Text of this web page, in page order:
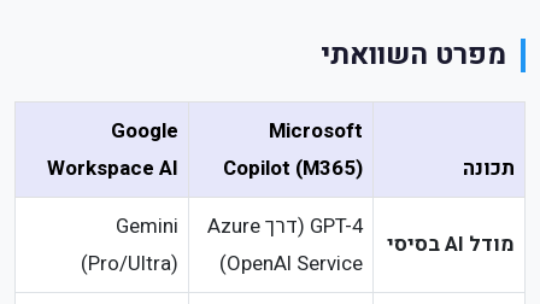
מפרט השוואתי
תכונה
Microsoft
Copilot (M365)
Google
Workspace AI
מודל AI בסיסי
GPT-4 (דרך Azure
OpenAI Service)
Gemini
(Pro/Ultra)